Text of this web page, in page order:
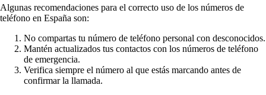
Algunas recomendaciones para el correcto uso de los números de
teléfono en España son:
No compartas tu número de teléfono personal con desconocidos.
Mantén actualizados tus contactos con los números de teléfono
de emergencia.
Verifica siempre el número al que estás marcando antes de
confirmar la llamada.